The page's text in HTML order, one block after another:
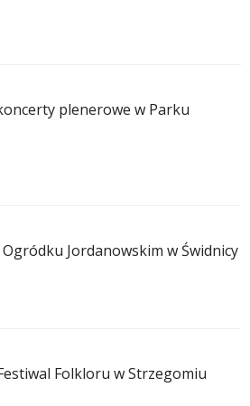
plenerowe w Parku
Jordanowskim w Świdnicy
Folkloru w Strzegomiu